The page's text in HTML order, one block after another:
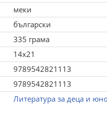
меки
български
335 грама
14x21
9789542821113
9789542821113
Литература за деца и